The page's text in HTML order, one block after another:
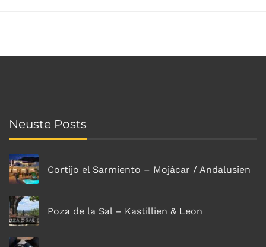
Neuste Posts
Cortijo el Sarmiento – Mojácar / Andalusien
Poza de la Sal – Kastillien & Leon